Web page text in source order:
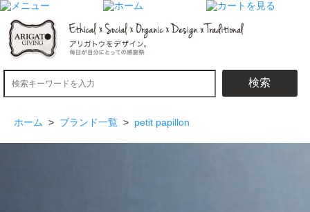
検索
ホーム > ブランド一覧 > petit papillon